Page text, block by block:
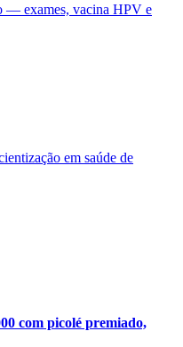
— exames, vacina HPV e
em saúde de
com picolé premiado,